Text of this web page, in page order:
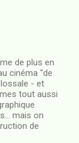
de plus en
cinéma "de
- et
tout aussi
mais on
de